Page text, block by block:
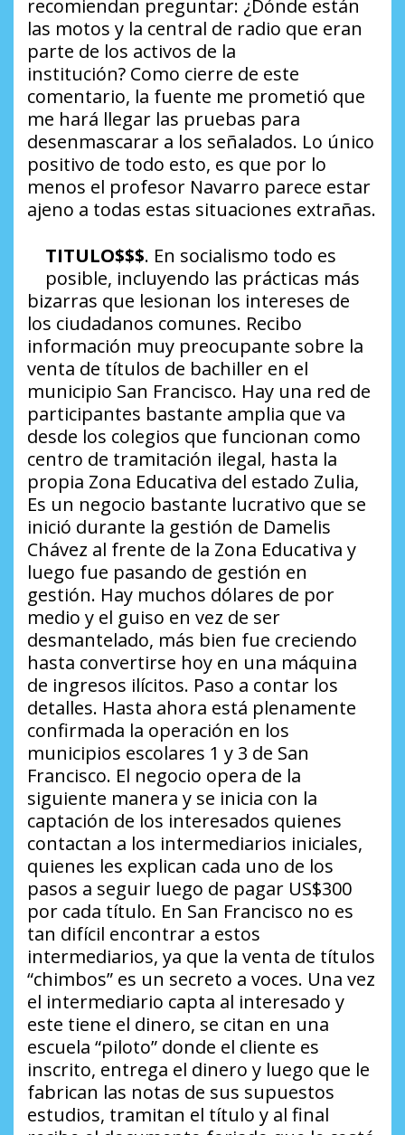
recomiendan preguntar: ¿Dónde están
las motos y la central de radio que eran
parte de los activos de la
institución? Como cierre de este
comentario, la fuente me prometió que
me hará llegar las pruebas para
desenmascarar a los señalados. Lo único
positivo de todo esto, es que por lo
menos el profesor Navarro parece estar
ajeno a todas estas situaciones extrañas.
TITULO$$$. En socialismo todo es
posible, incluyendo las prácticas más
bizarras que lesionan los intereses de
los ciudadanos comunes. Recibo
información muy preocupante sobre la
venta de títulos de bachiller en el
municipio San Francisco. Hay una red de
participantes bastante amplia que va
desde los colegios que funcionan como
centro de tramitación ilegal, hasta la
propia Zona Educativa del estado Zulia,
Es un negocio bastante lucrativo que se
inició durante la gestión de Damelis
Chávez al frente de la Zona Educativa y
luego fue pasando de gestión en
gestión. Hay muchos dólares de por
medio y el guiso en vez de ser
desmantelado, más bien fue creciendo
hasta convertirse hoy en una máquina
de ingresos ilícitos. Paso a contar los
detalles. Hasta ahora está plenamente
confirmada la operación en los
municipios escolares 1 y 3 de San
Francisco. El negocio opera de la
siguiente manera y se inicia con la
captación de los interesados quienes
contactan a los intermediarios iniciales,
quienes les explican cada uno de los
pasos a seguir luego de pagar US$300
por cada título. En San Francisco no es
tan difícil encontrar a estos
intermediarios, ya que la venta de títulos
“chimbos” es un secreto a voces. Una vez
el intermediario capta al interesado y
este tiene el dinero, se citan en una
escuela “piloto” donde el cliente es
inscrito, entrega el dinero y luego que le
fabrican las notas de sus supuestos
estudios, tramitan el título y al final